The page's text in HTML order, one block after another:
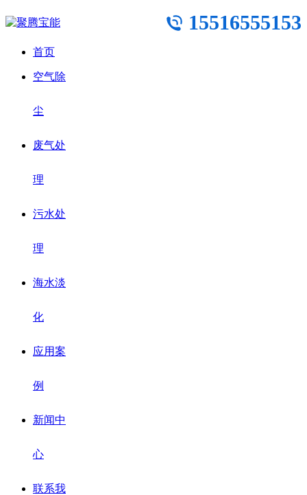
15516555153
首页
空气除
尘
废气处
理
污水处
理
海水淡
化
应用案
例
新闻中
心
联系我